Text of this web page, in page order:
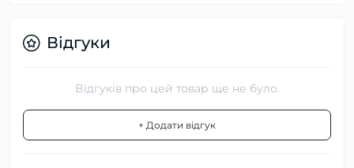
Відгуки
Відгуків про цей товар ще не було.
+ Додати відгук